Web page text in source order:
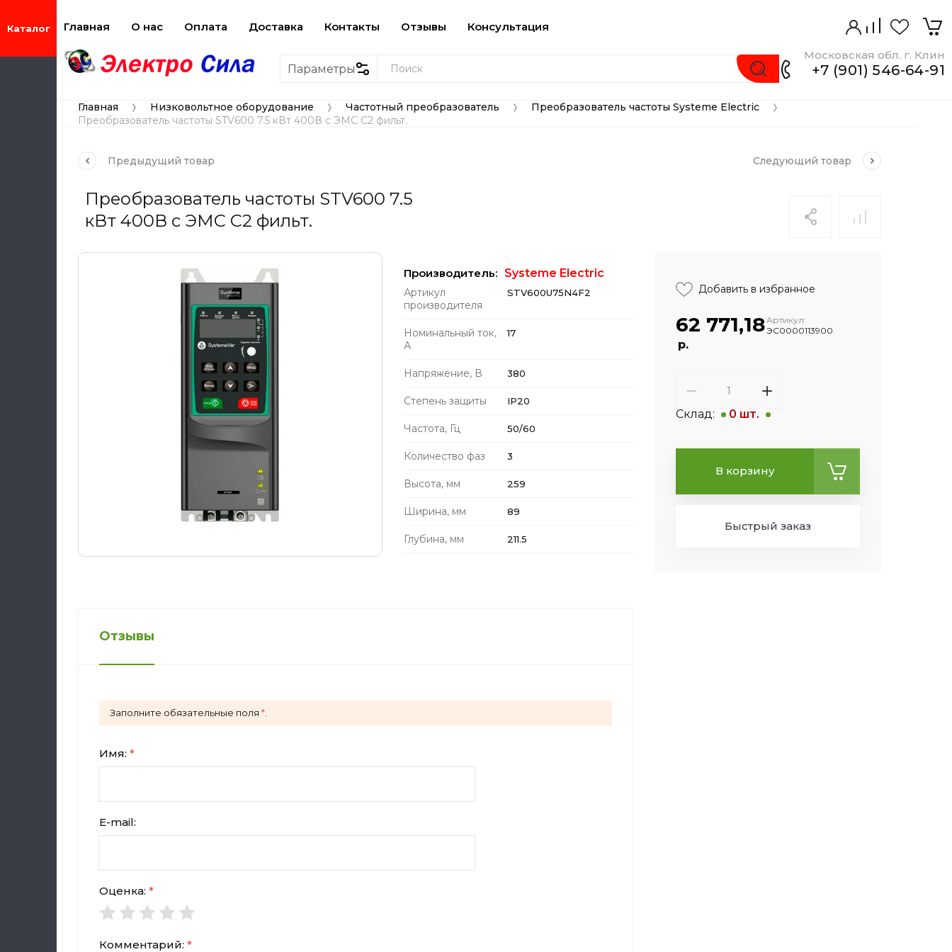
Главная О нас Оплата Доставка Контакты Отзывы Консультация
Параметры
Московская обл. г. Клин
+7 (901) 546-64-91
Главная Низковольтное оборудование Частотный преобразователь Преобразователь частоты Systeme Electric
Преобразователь частоты STV600 7.5 кВт 400В с ЭМС C2 фильт.
Предыдущий товар Следующий товар
Преобразователь частоты STV600 7.5
кВт 400В с ЭМС C2 фильт.
Производитель: Systeme Electric
Артикул
производителя
STV600U75N4F2
Номинальный ток,
А
17
Напряжение, В 380
Степень защиты IP20
Частота, Гц 50/60
Количество фаз 3
Высота, мм 259
Ширина, мм 89
Глубина, мм 211.5
Добавить в избранное
62 771,18
р.
Артикул:
ЭС0000113900
Склад: 0 шт.
В корзину
Быстрый заказ
Отзывы
Заполните обязательные поля *
Имя: *
E-mail:
Комментарий: *
Оценка: *